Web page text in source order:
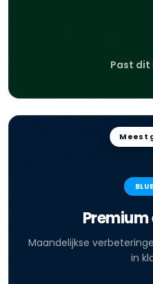
Past dit
Meest
Maandelijkse
in